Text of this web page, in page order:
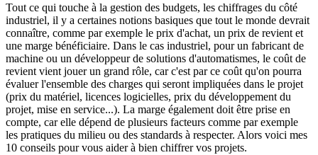
Tout ce qui touche à la gestion des budgets, les chiffrages du côté
industriel, il y a certaines notions basiques que tout le monde devrait
connaître, comme par exemple le prix d'achat, un prix de revient et
une marge bénéficiaire. Dans le cas industriel, pour un fabricant de
machine ou un développeur de solutions d'automatismes, le coût de
revient vient jouer un grand rôle, car c'est par ce coût qu'on pourra
évaluer l'ensemble des charges qui seront impliquées dans le projet
(prix du matériel, licences logicielles, prix du développement du
projet, mise en service...). La marge également doit être prise en
compte, car elle dépend de plusieurs facteurs comme par exemple
les pratiques du milieu ou des standards à respecter. Alors voici mes
10 conseils pour vous aider à bien chiffrer vos projets.